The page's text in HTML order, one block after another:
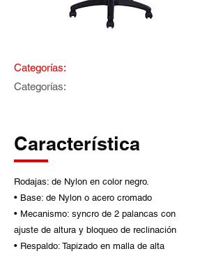
Categorías:
Categorías:
Característica
Rodajas: de Nylon en color negro.
• Base: de Nylon o acero cromado
• Mecanismo: syncro de 2 palancas con
ajuste de altura y bloqueo de reclinación
• Respaldo: Tapizado en malla de alta